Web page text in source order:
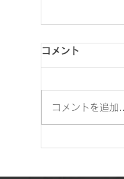
コメント
コメントを追加…